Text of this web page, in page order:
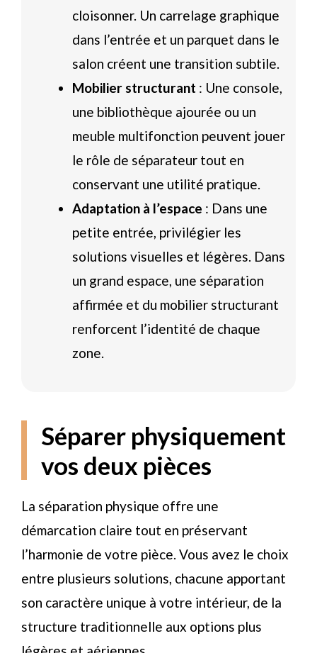
cloisonner. Un carrelage graphique
dans l’entrée et un parquet dans le
salon créent une transition subtile.
Mobilier structurant : Une console,
une bibliothèque ajourée ou un
meuble multifonction peuvent jouer
le rôle de séparateur tout en
conservant une utilité pratique.
Adaptation à l’espace : Dans une
petite entrée, privilégier les
solutions visuelles et légères. Dans
un grand espace, une séparation
affirmée et du mobilier structurant
renforcent l’identité de chaque
zone.
Séparer physiquement
vos deux pièces
La séparation physique offre une
démarcation claire tout en préservant
l’harmonie de votre pièce. Vous avez le choix
entre plusieurs solutions, chacune apportant
son caractère unique à votre intérieur, de la
structure traditionnelle aux options plus